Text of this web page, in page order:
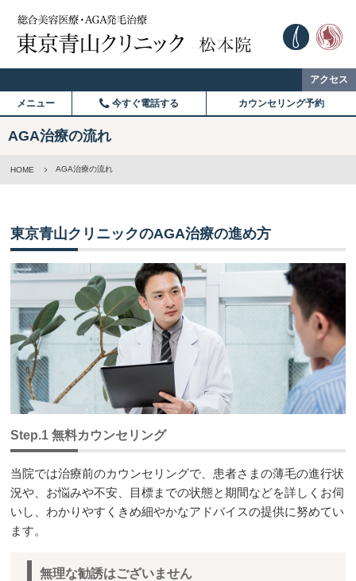
アクセス
メニュー 今すぐ電話する カウンセリング予約
AGA治療の流れ
HOME AGA治療の流れ
東京青山クリニックのAGA治療の進め方
Step.1 無料カウンセリング
当院では治療前のカウンセリングで、患者さまの薄毛の進行状
況や、お悩みや不安、目標までの状態と期間などを詳しくお伺
いし、わかりやすくきめ細やかなアドバイスの提供に努めてい
ます。
無理な勧誘はございません